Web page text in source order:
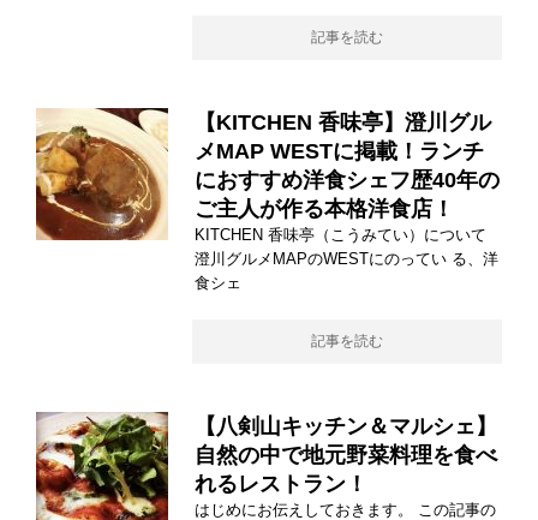
記事を読む
【KITCHEN 香味亭】澄川グル
メMAP WESTに掲載！ランチ
におすすめ洋食シェフ歴40年の
ご主人が作る本格洋食店！
KITCHEN 香味亭（こうみてい）について
澄川グルメMAPのWESTにのってい る、洋
食シェ
記事を読む
【八剣山キッチン＆マルシェ】
自然の中で地元野菜料理を食べ
れるレストラン！
はじめにお伝えしておきます。 この記事の